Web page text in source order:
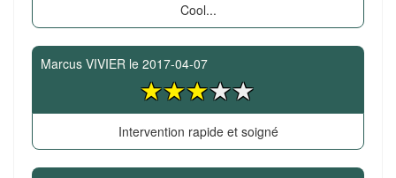
Cool...
Marcus VIVIER le 2017-04-07
Intervention rapide et soigné